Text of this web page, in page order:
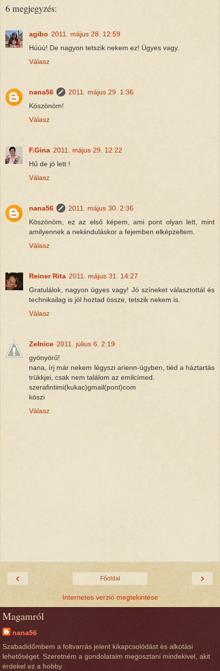
6 megjegyzés:
agibo 2011. május 28. 12:59
Húúú! De nagyon tetszik nekem ez! Ügyes vagy.
Válasz
nana56
2011. május 29. 1:36
Köszönöm!
Válasz
F.Gina 2011. május 29. 12:22
Hű de jó lett !
Válasz
nana56
2011. május 30. 2:36
Köszönöm, ez az első képem, ami pont olyan lett, mint
amilyennek a nekiinduláskor a fejemben elképzeltem.
Válasz
Reiner Rita 2011. május 31. 14:27
Gratulálok, nagyon ügyes vagy! Jó színeket választottál és
technikailag is jól hoztad össze, tetszik nekem is.
Válasz
Zelnice 2011. július 6. 2:19
gyönyörű!
nana, írj már nekem légyszi arienn-ügyben, tiéd a háztartás
trükkjei, csak nem találom az emilcímed.
szerafintimi(kukac)gmail(pont)com
köszi
Válasz
‹ ›
Főoldal
Internetes verzió megtekintése
Magamról
nana56
Szabadidőmbem a foltvarrás jelent kikapcsolódást és alkotási
lehetőséget. Szeretném a gondolataim megosztani mindekivel, akit
érdekel ez a hobby.